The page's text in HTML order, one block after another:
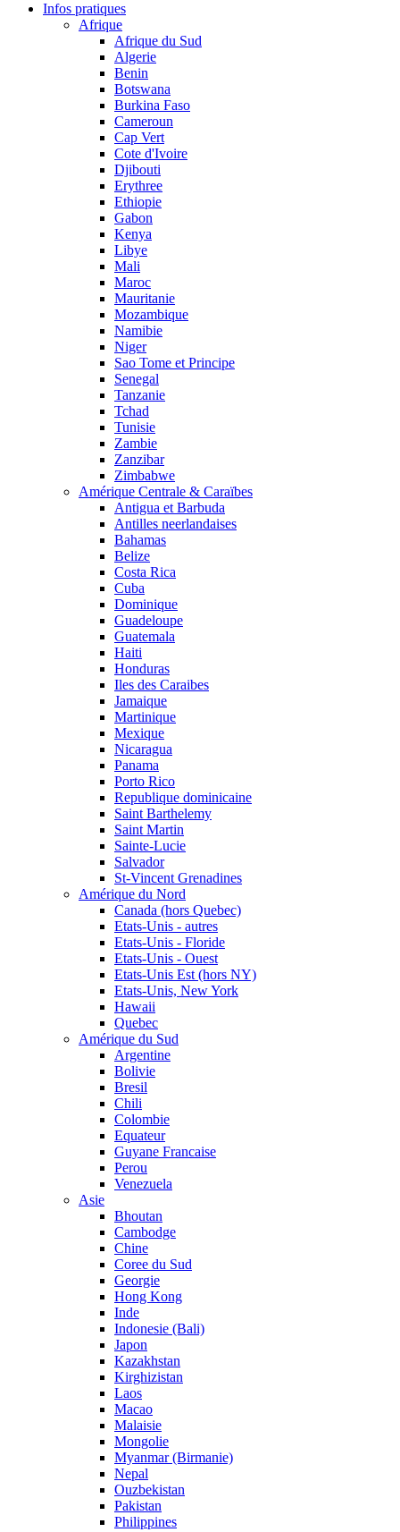
Infos pratiques
Afrique
Afrique du Sud
Algerie
Benin
Botswana
Burkina Faso
Cameroun
Cap Vert
Cote d'Ivoire
Djibouti
Erythree
Ethiopie
Gabon
Kenya
Libye
Mali
Maroc
Mauritanie
Mozambique
Namibie
Niger
Sao Tome et Principe
Senegal
Tanzanie
Tchad
Tunisie
Zambie
Zanzibar
Zimbabwe
Amérique Centrale & Caraïbes
Antigua et Barbuda
Antilles neerlandaises
Bahamas
Belize
Costa Rica
Cuba
Dominique
Guadeloupe
Guatemala
Haiti
Honduras
Iles des Caraibes
Jamaique
Martinique
Mexique
Nicaragua
Panama
Porto Rico
Republique dominicaine
Saint Barthelemy
Saint Martin
Sainte-Lucie
Salvador
St-Vincent Grenadines
Amérique du Nord
Canada (hors Quebec)
Etats-Unis - autres
Etats-Unis - Floride
Etats-Unis - Ouest
Etats-Unis Est (hors NY)
Etats-Unis, New York
Hawaii
Quebec
Amérique du Sud
Argentine
Bolivie
Bresil
Chili
Colombie
Equateur
Guyane Francaise
Perou
Venezuela
Asie
Bhoutan
Cambodge
Chine
Coree du Sud
Georgie
Hong Kong
Inde
Indonesie (Bali)
Japon
Kazakhstan
Kirghizistan
Laos
Macao
Malaisie
Mongolie
Myanmar (Birmanie)
Nepal
Ouzbekistan
Pakistan
Philippines